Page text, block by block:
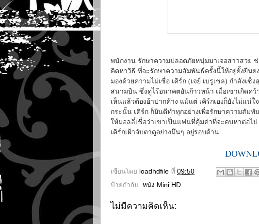
พนักงาน รักษาความปลอดภัยหนุ่มมาเจอสาวสวย ช่
คิดหาวิธี ที่จะรักษาความสัมพันธ์ครั้งนี้ให้อยู่ยั้งยืน
มองด้วยความไม่เชื่อ เคิร์ก (เจย์ เบรูเชล) กำลังเ
สนามบิน ซึ่งดูไร้อนาคตอันก้าวหน้า เมื่อเขาเกิดค
เห็นแล้วต้องอ้าปากค้าง แม้แต่ เคิร์กเองก็ยังไม่แน่
กระนั้น เคิร์ก ก็ยินดีทำทุกอย่างเพื่อรักษาความสัมพั
ให้มอลลี่เชื่อว่าเขาเป็นแฟนที่คุ้มค่าที่จะคบหาต่อไ
เคิร์กเฝ้าจับตาดูอย่างมึนๆ อยู่รอบด้าน
เขียนโดย loadhdfile ที่ 09:50
ป้ายกำกับ: หนัง Mini HD
ไม่มีความคิดเห็น: